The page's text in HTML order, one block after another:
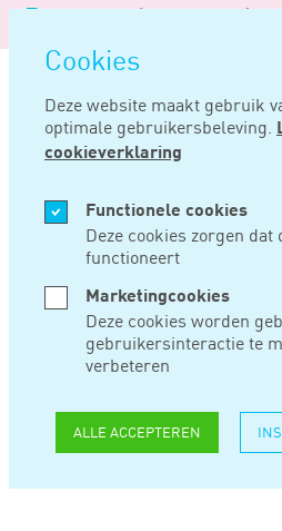
overslaan
Cookies
Deze website maakt gebruik
optimale gebruikersbeleving.
cookieverklaring
Functionele cookies
Deze cookies zorgen
functioneert
Marketingcookies
Deze cookies worden
gebruikersinteractie te
verbeteren
ALLE ACCEPTEREN
Logo
Noord
Negentig
Home Nieuws
JUN 22, 2023
FICTIEF
STELT EEN
DRIJVEN